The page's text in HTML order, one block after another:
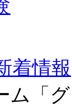
着情報
「